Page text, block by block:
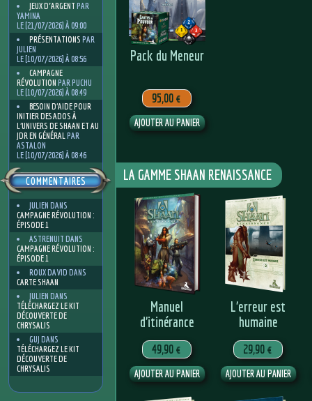
JEUX D'ARGENT PAR
YAMINA
LE [21/07/2026] À 09:00
PRÉSENTATIONS PAR
JULIEN
LE [10/07/2026] À 08:56
CAMPAGNE
RÉVOLUTION PAR PUCHU
LE [10/07/2026] À 08:49
BESOIN D’AIDE POUR
INITIER DES ADOS À
L’UNIVERS DE SHAAN ET AU
JDR EN GÉNÉRALPAR
ASTALON
LE [10/07/2026] À 08:46
COMMENTAIRES
JULIEN DANS
CAMPAGNE RÉVOLUTION :
ÉPISODE 1
ASTRENUIT DANS
CAMPAGNE RÉVOLUTION :
ÉPISODE 1
ROUX DAVID DANS
CARTE SHAAN
JULIEN DANS
TÉLÉCHARGEZ LE KIT
DÉCOUVERTE DE
CHRYSALIS
GUJ DANS
TÉLÉCHARGEZ LE KIT
DÉCOUVERTE DE
CHRYSALIS
Pack du Meneur
95,00 €
LA GAMME SHAAN RENAISSANCE
Manuel
d’itinérance
49,90 €
L’erreur est
humaine
29,90 €